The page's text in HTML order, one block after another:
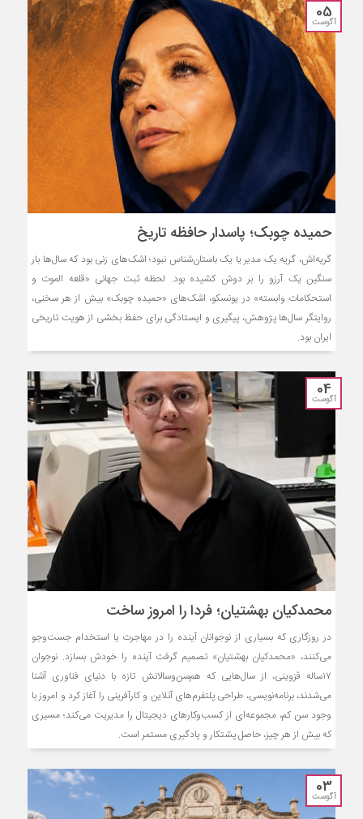
05
آگوست
حمیده چوبک؛ پاسدار حافظه تاریخ
گریه‌اش، گریه یک مدیر یا یک باستان‌شناس نبود؛ اشک‌های زنی بود که سال‌ها بار
سنگین یک آرزو را بر دوش کشیده بود. لحظه ثبت جهانی «قلعه الموت و
استحکامات وابسته» در یونسکو، اشک‌های «حمیده چوبک» بیش از هر سخنی،
روایتگر سال‌ها پژوهش، پیگیری و ایستادگی برای حفظ بخشی از هویت تاریخی
ایران بود.
04
آگوست
محمدکیان بهشتیان؛ فردا را امروز ساخت
در روزگاری که بسیاری از نوجوانان آینده را در مهاجرت یا استخدام جست‌وجو
می‌کنند، «محمدکیان بهشتیان» تصمیم گرفت آینده را خودش بسازد. نوجوان
۱۷ساله قزوینی، از سال‌هایی که هم‌سن‌وسالانش تازه با دنیای فناوری آشنا
می‌شدند، برنامه‌نویسی، طراحی پلتفرم‌های آنلاین و کارآفرینی را آغاز کرد و امروز با
وجود سن کم، مجموعه‌ای از کسب‌وکارهای دیجیتال را مدیریت می‌کند؛ مسیری
که بیش از هر چیز، حاصل پشتکار و یادگیری مستمر است.
03
آگوست